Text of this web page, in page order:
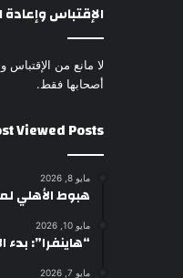
الإقتباس وإعادة
لا مانع من
أصحابها فقط.
Viewed Posts
مايو 8, 2026
هبوط الأهلي
مايو 10, 2026
“هاينفرا”: بدء
مايو 7, 2026